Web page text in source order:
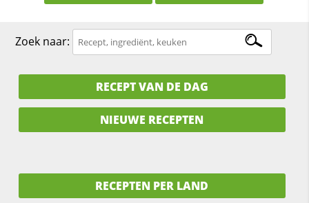
Zoek naar:
RECEPT VAN DE DAG
NIEUWE RECEPTEN
RECEPTEN PER LAND